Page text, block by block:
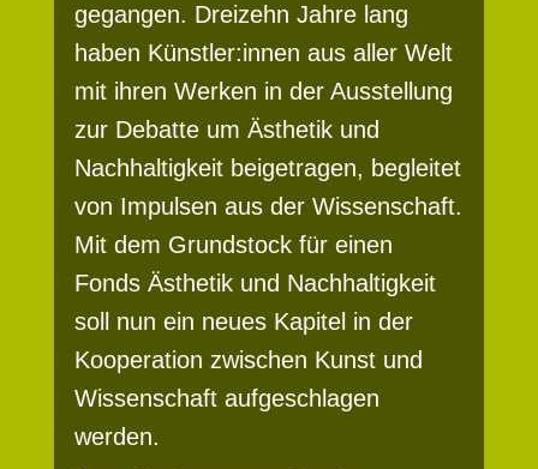
gegangen. Dreizehn Jahre lang
haben Künstler:innen aus aller Welt
mit ihren Werken in der Ausstellung
zur Debatte um Ästhetik und
Nachhaltigkeit beigetragen, begleitet
von Impulsen aus der Wissenschaft.
Mit dem Grundstock für einen
Fonds Ästhetik und Nachhaltigkeit
soll nun ein neues Kapitel in der
Kooperation zwischen Kunst und
Wissenschaft aufgeschlagen
werden.